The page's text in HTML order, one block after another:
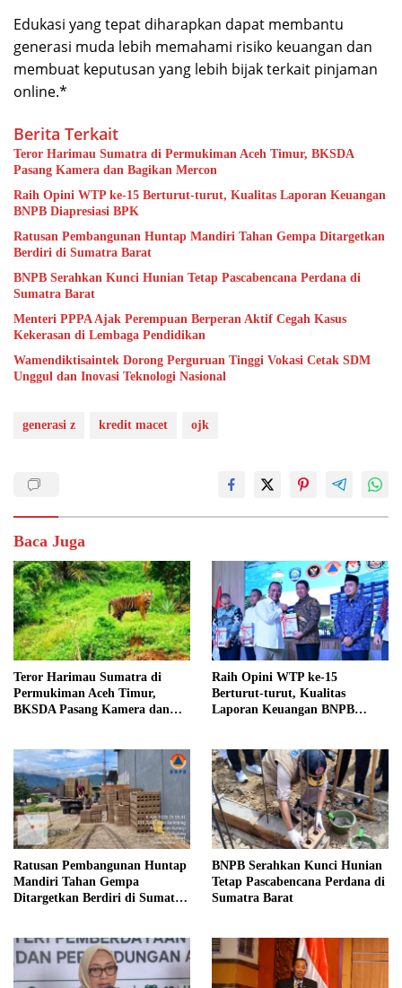
Edukasi yang tepat diharapkan dapat membantu
generasi muda lebih memahami risiko keuangan dan
membuat keputusan yang lebih bijak terkait pinjaman
online.*
Berita Terkait
Teror Harimau Sumatra di Permukiman Aceh Timur, BKSDA
Pasang Kamera dan Bagikan Mercon
Raih Opini WTP ke-15 Berturut-turut, Kualitas Laporan Keuangan
BNPB Diapresiasi BPK
Ratusan Pembangunan Huntap Mandiri Tahan Gempa Ditargetkan
Berdiri di Sumatra Barat
BNPB Serahkan Kunci Hunian Tetap Pascabencana Perdana di
Sumatra Barat
Menteri PPPA Ajak Perempuan Berperan Aktif Cegah Kasus
Kekerasan di Lembaga Pendidikan
Wamendiktisaintek Dorong Perguruan Tinggi Vokasi Cetak SDM
Unggul dan Inovasi Teknologi Nasional
generasi z kredit macet ojk
Baca Juga
Teror Harimau Sumatra di
Permukiman Aceh Timur,
BKSDA Pasang Kamera dan
Raih Opini WTP ke-15
Berturut-turut, Kualitas
Laporan Keuangan BNPB
Ratusan Pembangunan Huntap
Mandiri Tahan Gempa
Ditargetkan Berdiri di Sumatra
BNPB Serahkan Kunci Hunian
Tetap Pascabencana Perdana di
Sumatra Barat